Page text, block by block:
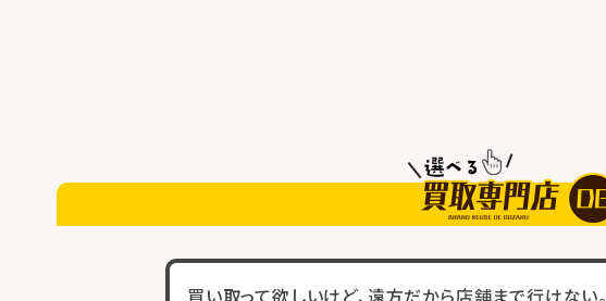
買い取って欲しいけど、遠方だから店舗まで行けない。